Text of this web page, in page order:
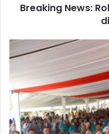
Breaking News: